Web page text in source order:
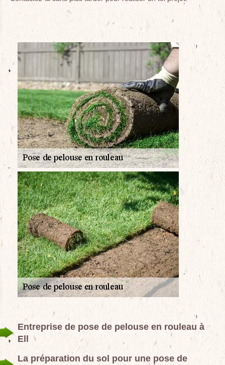
Entreprise de pose de pelouse en rouleau à
Ell
La préparation du sol pour une pose de